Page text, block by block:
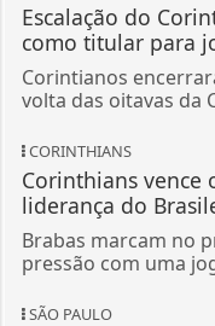
Escalação do
como titular para
Corintianos
volta das oitavas da
CORINTHIANS
Corinthians vence
liderança do
Brabas marcam no
pressão com uma
SÃO PAULO